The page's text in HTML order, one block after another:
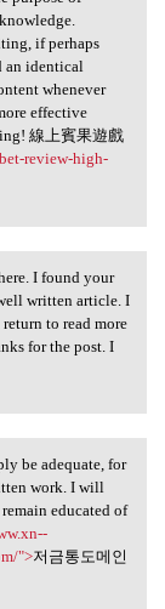
for
if perhaps
an identical
whenever
effective
線上賓果遊戲
review-high-
I found your
written article. I
to read more
for the post. I
be adequate, for
work. I will
educated of
">저금통도메인